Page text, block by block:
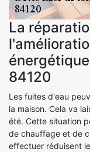
La
84120
Les fuites d'eau
la maison. Cela va
été. Cette situation
de chauffage et de
effectuer réduisent